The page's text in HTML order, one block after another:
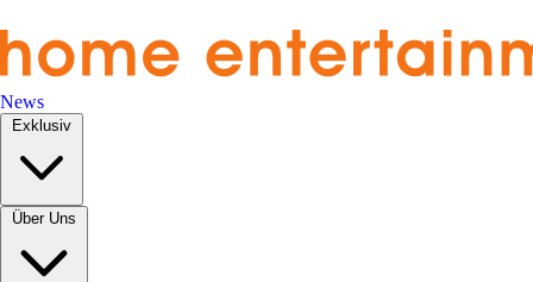
News
Exklusiv
Über Uns